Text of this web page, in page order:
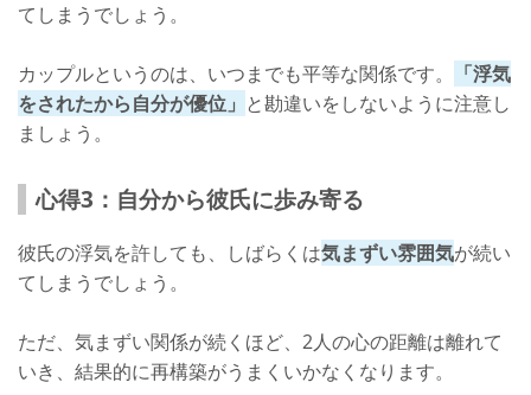
てしまうでしょう。
カップルというのは、いつまでも平等な関係です。
「浮気
をされたから自分が優位」 と勘違いをしないように注意し
ましょう。
心得3：自分から彼氏に歩み寄る
彼氏の浮気を許しても、しばらくは気まずい雰囲気が続い
てしまうでしょう。
ただ、気まずい関係が続くほど、2人の心の距離は離れて
いき、結果的に再構築がうまくいかなくなります。